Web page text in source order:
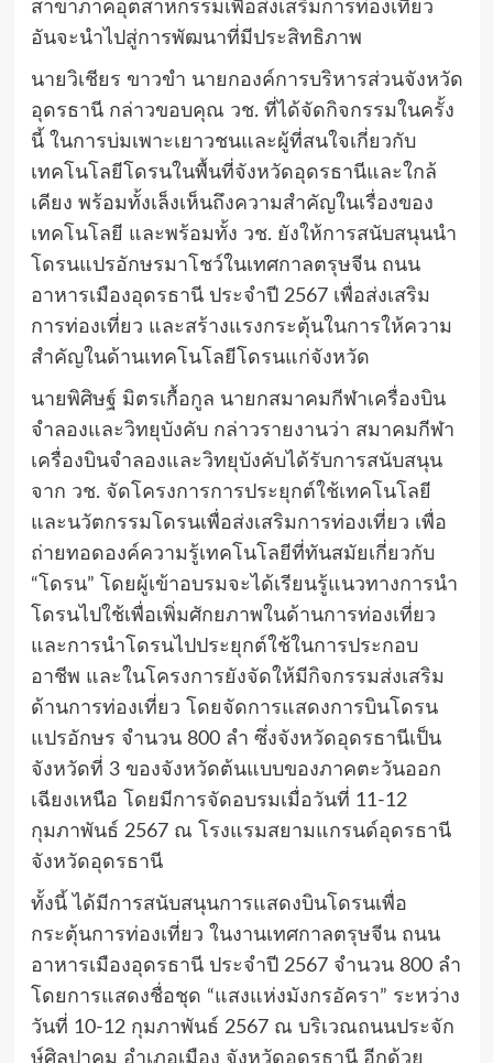
สาขาภาคอุตสาหกรรมเพื่อส่งเสริมการท่องเที่ยว
อันจะนำไปสู่การพัฒนาที่มีประสิทธิภาพ
นายวิเชียร ขาวขำ นายกองค์การบริหารส่วนจังหวัด
อุดรธานี กล่าวขอบคุณ วช. ที่ได้จัดกิจกรรมในครั้ง
นี้ ในการบ่มเพาะเยาวชนและผู้ที่สนใจเกี่ยวกับ
เทคโนโลยีโดรนในพื้นที่จังหวัดอุดรธานีและใกล้
เคียง พร้อมทั้งเล็งเห็นถึงความสำคัญในเรื่องของ
เทคโนโลยี และพร้อมทั้ง วช. ยังให้การสนับสนุนนำ
โดรนแปรอักษรมาโชว์ในเทศกาลตรุษจีน ถนน
อาหารเมืองอุดรธานี ประจำปี 2567 เพื่อส่งเสริม
การท่องเที่ยว และสร้างแรงกระตุ้นในการให้ความ
สำคัญในด้านเทคโนโลยีโดรนแก่จังหวัด
นายพิศิษฐ์ มิตรเกื้อกูล นายกสมาคมกีฬาเครื่องบิน
จำลองและวิทยุบังคับ กล่าวรายงานว่า สมาคมกีฬา
เครื่องบินจำลองและวิทยุบังคับได้รับการสนับสนุน
จาก วช. จัดโครงการการประยุกต์ใช้เทคโนโลยี
และนวัตกรรมโดรนเพื่อส่งเสริมการท่องเที่ยว เพื่อ
ถ่ายทอดองค์ความรู้เทคโนโลยีที่ทันสมัยเกี่ยวกับ
“โดรน” โดยผู้เข้าอบรมจะได้เรียนรู้แนวทางการนำ
โดรนไปใช้เพื่อเพิ่มศักยภาพในด้านการท่องเที่ยว
และการนำโดรนไปประยุกต์ใช้ในการประกอบ
อาชีพ และในโครงการยังจัดให้มีกิจกรรมส่งเสริม
ด้านการท่องเที่ยว โดยจัดการแสดงการบินโดรน
แปรอักษร จำนวน 800 ลำ ซึ่งจังหวัดอุดรธานีเป็น
จังหวัดที่ 3 ของจังหวัดต้นแบบของภาคตะวันออก
เฉียงเหนือ โดยมีการจัดอบรมเมื่อวันที่ 11-12
กุมภาพันธ์ 2567 ณ โรงแรมสยามแกรนด์อุดรธานี
จังหวัดอุดรธานี
ทั้งนี้ ได้มีการสนับสนุนการแสดงบินโดรนเพื่อ
กระตุ้นการท่องเที่ยว ในงานเทศกาลตรุษจีน ถนน
อาหารเมืองอุดรธานี ประจำปี 2567 จำนวน 800 ลำ
โดยการแสดงชื่อชุด “แสงแห่งมังกรอัครา” ระหว่าง
วันที่ 10-12 กุมภาพันธ์ 2567 ณ บริเวณถนนประจัก
ษ์ศิลปาคม อำเภอเมือง จังหวัดอุดรธานี อีกด้วย